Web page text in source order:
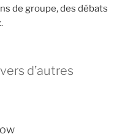
de groupe, des débats
d’autres